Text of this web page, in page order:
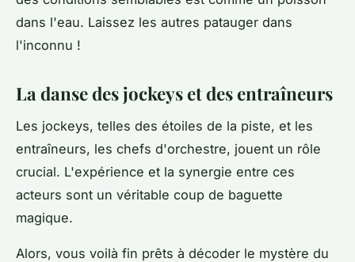
dans l'eau. Laissez les autres patauger dans
l'inconnu !
La danse des jockeys et des entraîneurs
Les jockeys, telles des étoiles de la piste, et les
entraîneurs, les chefs d'orchestre, jouent un rôle
crucial. L'expérience et la synergie entre ces
acteurs sont un véritable coup de baguette
magique.
Alors, vous voilà fin prêts à décoder le mystère du